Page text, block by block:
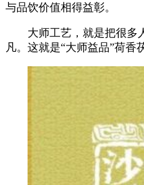
与品饮价值相得益彰。
大师工艺，就是把很多
凡。这就是“大师益品”荷香